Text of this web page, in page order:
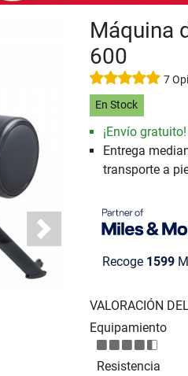
Next
Máquina
600
7
En Stock
¡Envío gratuito!
Entrega
transporte a
Recoge 1599
VALORACIÓN
Equipamiento
Resistencia